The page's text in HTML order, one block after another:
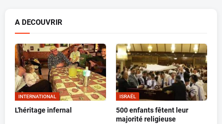
A DECOUVRIR
INTERNATIONAL
L'héritage infernal
ISRAËL
500 enfants fêtent leur
majorité religieuse